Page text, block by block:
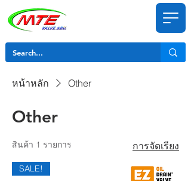
หน้าหลัก Other
Other
สินค้า 1 รายการ การจัดเรียง
SALE!